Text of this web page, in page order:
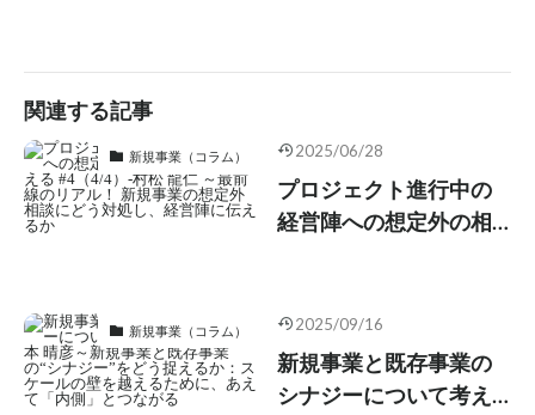
関連する記事
新規事業（コラム） 2025/06/28
プロジェクト進行中の
経営陣への想定外の相
最前線のリアル！ 新規
事業の想定外相談にど
う対処し、経営陣に伝
新規事業（コラム） 2025/09/16
新規事業と既存事業の
シナジーについて考え